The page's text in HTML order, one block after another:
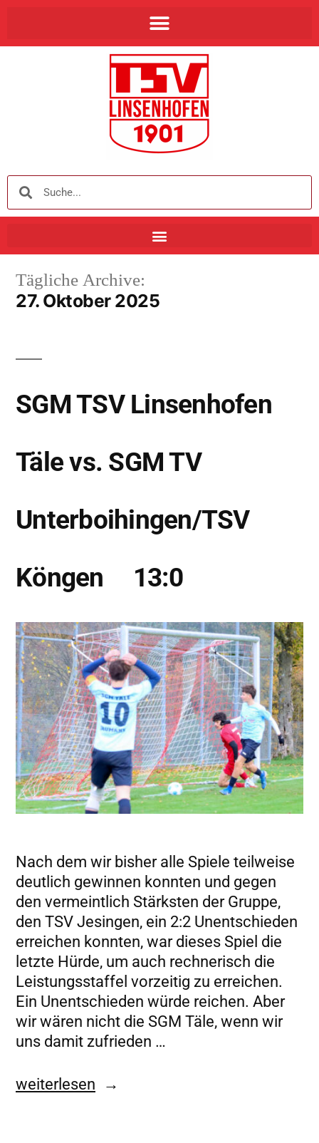
Tägliche Archive:
27. Oktober 2025
SGM TSV Linsenhofen
Täle vs. SGM TV
Unterboihingen/TSV
Köngen 13:0
Nach dem wir bisher alle Spiele teilweise
deutlich gewinnen konnten und gegen
den vermeintlich Stärksten der Gruppe,
den TSV Jesingen, ein 2:2 Unentschieden
erreichen konnten, war dieses Spiel die
letzte Hürde, um auch rechnerisch die
Leistungsstaffel vorzeitig zu erreichen.
Ein Unentschieden würde reichen. Aber
wir wären nicht die SGM Täle, wenn wir
uns damit zufrieden …
weiterlesen
Diese
Cookies
die
Funktionalität
benötigt.
Statistiken
Diese Cookies
geben uns
Informationen,
wie die
Website
genutzt wird,
und helfen
uns somit
der Website.
Funktionen
Wird für
manche
Features
der Seite
benötigt!
Indem Sie uns Ihre